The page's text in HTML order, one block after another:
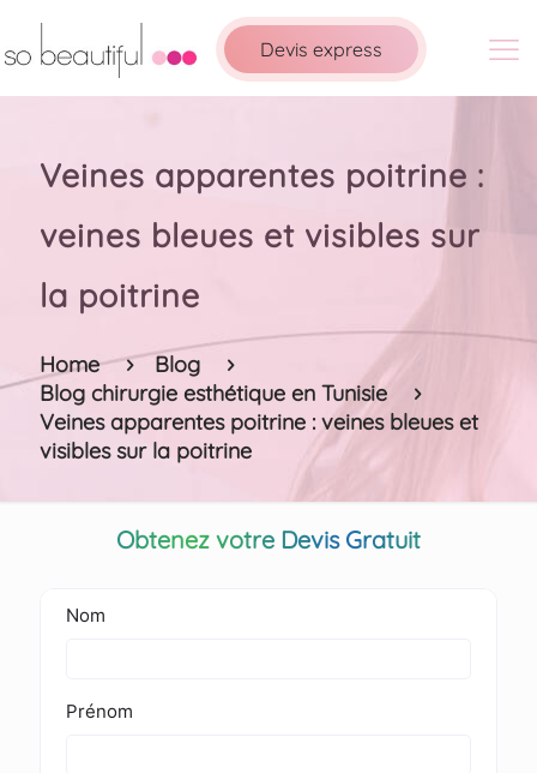
Devis express
Veines apparentes poitrine :
veines bleues et visibles sur
la poitrine
Home
Blog
Blog chirurgie esthétique en Tunisie
Veines apparentes poitrine : veines bleues et
visibles sur la poitrine
Obtenez votre Devis Gratuit